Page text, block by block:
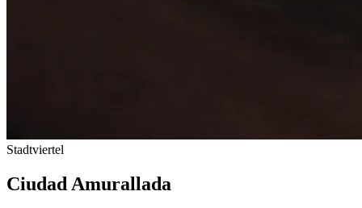
Stadtviertel
Ciudad Amurallada